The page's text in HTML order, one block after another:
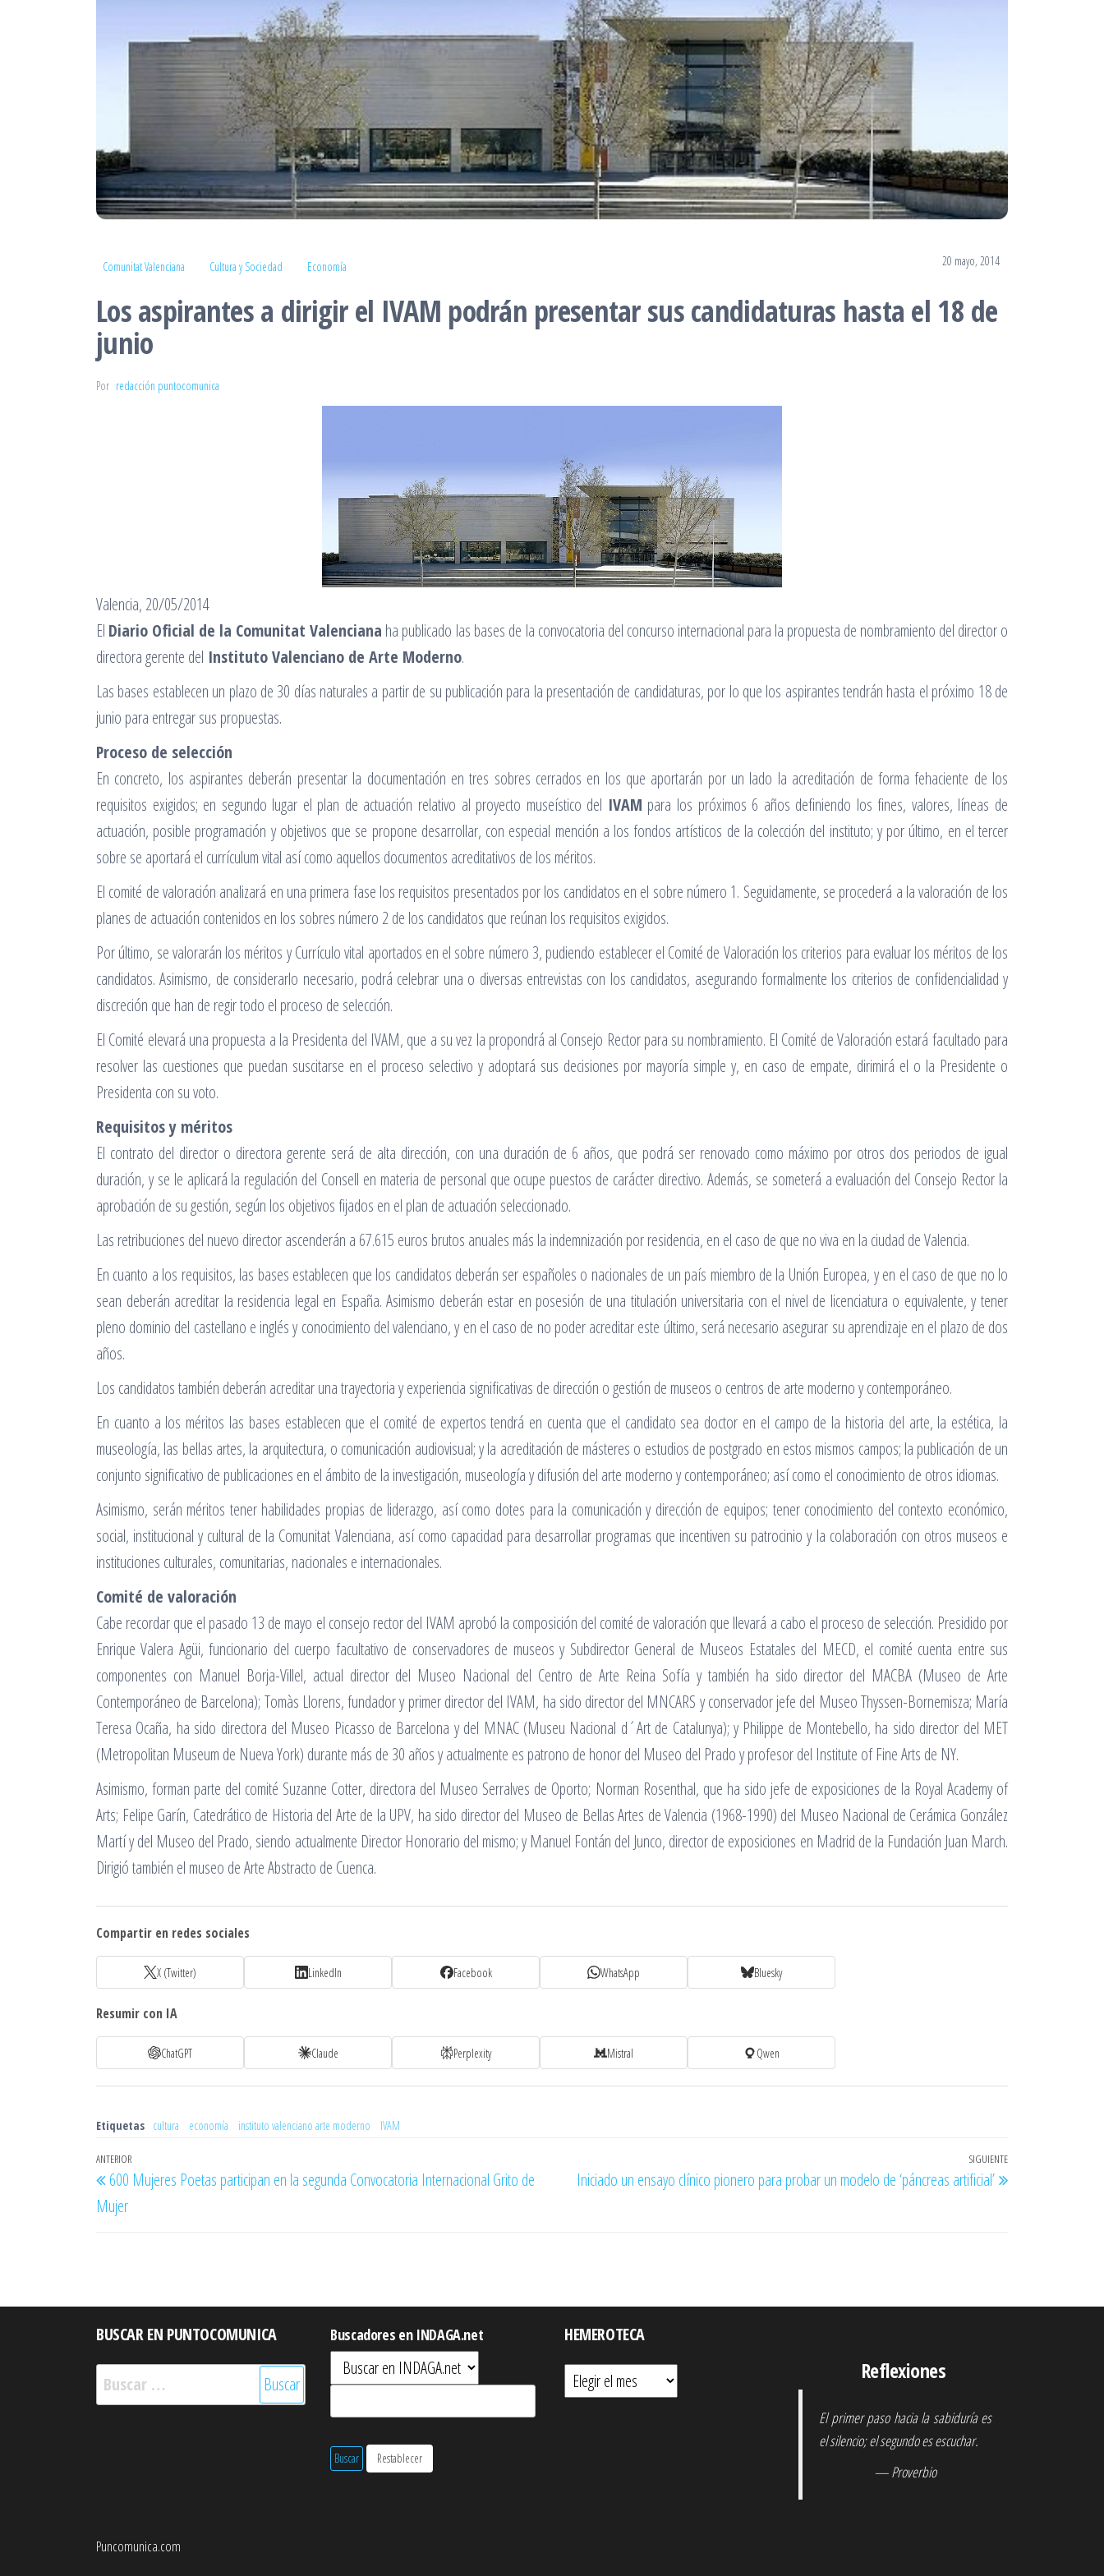
Comunitat Valenciana Cultura y Sociedad Economía 20 mayo, 2014
Los aspirantes a dirigir el IVAM podrán presentar sus candidaturas hasta el 18 de
junio
Por redacción puntocomunica
Valencia, 20/05/2014
El Diario Oficial de la Comunitat Valenciana ha publicado las bases de la convocatoria del concurso internacional para la propuesta de nombramiento del director o
directora gerente del Instituto Valenciano de Arte Moderno.
Las bases establecen un plazo de 30 días naturales a partir de su publicación para la presentación de candidaturas, por lo que los aspirantes tendrán hasta el próximo 18 de
junio para entregar sus propuestas.
Proceso de selección
En concreto, los aspirantes deberán presentar la documentación en tres sobres cerrados en los que aportarán por un lado la acreditación de forma fehaciente de los
requisitos exigidos; en segundo lugar el plan de actuación relativo al proyecto museístico del IVAM para los próximos 6 años definiendo los fines, valores, líneas de
actuación, posible programación y objetivos que se propone desarrollar, con especial mención a los fondos artísticos de la colección del instituto; y por último, en el tercer
sobre se aportará el currículum vital así como aquellos documentos acreditativos de los méritos.
El comité de valoración analizará en una primera fase los requisitos presentados por los candidatos en el sobre número 1. Seguidamente, se procederá a la valoración de los
planes de actuación contenidos en los sobres número 2 de los candidatos que reúnan los requisitos exigidos.
Por último, se valorarán los méritos y Currículo vital aportados en el sobre número 3, pudiendo establecer el Comité de Valoración los criterios para evaluar los méritos de los
candidatos. Asimismo, de considerarlo necesario, podrá celebrar una o diversas entrevistas con los candidatos, asegurando formalmente los criterios de confidencialidad y
discreción que han de regir todo el proceso de selección.
El Comité elevará una propuesta a la Presidenta del IVAM, que a su vez la propondrá al Consejo Rector para su nombramiento. El Comité de Valoración estará facultado para
resolver las cuestiones que puedan suscitarse en el proceso selectivo y adoptará sus decisiones por mayoría simple y, en caso de empate, dirimirá el o la Presidente o
Presidenta con su voto.
Requisitos y méritos
El contrato del director o directora gerente será de alta dirección, con una duración de 6 años, que podrá ser renovado como máximo por otros dos periodos de igual
duración, y se le aplicará la regulación del Consell en materia de personal que ocupe puestos de carácter directivo. Además, se someterá a evaluación del Consejo Rector la
aprobación de su gestión, según los objetivos fijados en el plan de actuación seleccionado.
Las retribuciones del nuevo director ascenderán a 67.615 euros brutos anuales más la indemnización por residencia, en el caso de que no viva en la ciudad de Valencia.
En cuanto a los requisitos, las bases establecen que los candidatos deberán ser españoles o nacionales de un país miembro de la Unión Europea, y en el caso de que no lo
sean deberán acreditar la residencia legal en España. Asimismo deberán estar en posesión de una titulación universitaria con el nivel de licenciatura o equivalente, y tener
pleno dominio del castellano e inglés y conocimiento del valenciano, y en el caso de no poder acreditar este último, será necesario asegurar su aprendizaje en el plazo de dos
años.
Los candidatos también deberán acreditar una trayectoria y experiencia significativas de dirección o gestión de museos o centros de arte moderno y contemporáneo.
En cuanto a los méritos las bases establecen que el comité de expertos tendrá en cuenta que el candidato sea doctor en el campo de la historia del arte, la estética, la
museología, las bellas artes, la arquitectura, o comunicación audiovisual; y la acreditación de másteres o estudios de postgrado en estos mismos campos; la publicación de un
conjunto significativo de publicaciones en el ámbito de la investigación, museología y difusión del arte moderno y contemporáneo; así como el conocimiento de otros idiomas.
Asimismo, serán méritos tener habilidades propias de liderazgo, así como dotes para la comunicación y dirección de equipos; tener conocimiento del contexto económico,
social, institucional y cultural de la Comunitat Valenciana, así como capacidad para desarrollar programas que incentiven su patrocinio y la colaboración con otros museos e
instituciones culturales, comunitarias, nacionales e internacionales.
Comité de valoración
Cabe recordar que el pasado 13 de mayo el consejo rector del IVAM aprobó la composición del comité de valoración que llevará a cabo el proceso de selección. Presidido por
Enrique Valera Agüi, funcionario del cuerpo facultativo de conservadores de museos y Subdirector General de Museos Estatales del MECD, el comité cuenta entre sus
componentes con Manuel Borja-Villel, actual director del Museo Nacional del Centro de Arte Reina Sofía y también ha sido director del MACBA (Museo de Arte
Contemporáneo de Barcelona); Tomàs Llorens, fundador y primer director del IVAM, ha sido director del MNCARS y conservador jefe del Museo Thyssen-Bornemisza; María
Teresa Ocaña, ha sido directora del Museo Picasso de Barcelona y del MNAC (Museu Nacional d´Art de Catalunya); y Philippe de Montebello, ha sido director del MET
(Metropolitan Museum de Nueva York) durante más de 30 años y actualmente es patrono de honor del Museo del Prado y profesor del Institute of Fine Arts de NY.
Asimismo, forman parte del comité Suzanne Cotter, directora del Museo Serralves de Oporto; Norman Rosenthal, que ha sido jefe de exposiciones de la Royal Academy of
Arts; Felipe Garín, Catedrático de Historia del Arte de la UPV, ha sido director del Museo de Bellas Artes de Valencia (1968-1990) del Museo Nacional de Cerámica González
Martí y del Museo del Prado, siendo actualmente Director Honorario del mismo; y Manuel Fontán del Junco, director de exposiciones en Madrid de la Fundación Juan March.
Dirigió también el museo de Arte Abstracto de Cuenca.
Compartir en redes sociales
X (Twitter) LinkedIn Facebook WhatsApp Bluesky
Resumir con IA
ChatGPT Claude Perplexity Mistral Qwen
Etiquetas cultura economía instituto valenciano arte moderno IVAM
Navegación
de
entradas
Entrada
anterior
ANTERIOR
600 Mujeres Poetas participan en la segunda Convocatoria Internacional Grito de
Mujer
Entrada
siguiente
SIGUIENTE
Iniciado un ensayo clínico pionero para probar un modelo de ‘páncreas artificial’
BUSCAR EN PUNTOCOMUNICA
Buscar:
Buscadores en INDAGA.net
HEMEROTECA
Hemeroteca
Reflexiones
El primer paso hacia la sabiduría es
el silencio; el segundo es escuchar.
— Proverbio
Puncomunica.com